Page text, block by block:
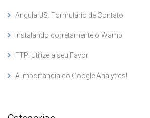
AngularJS: Formulário de Contato
Instalando corretamente o Wamp
FTP: Utilize a seu Favor
A Importância do Google Analytics!